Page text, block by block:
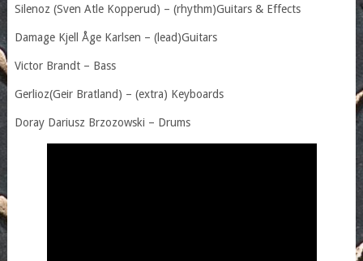
Silenoz (Sven Atle Kopperud) – (rhythm)Guitars & Effects
Damage Kjell Åge Karlsen – (lead)Guitars
Victor Brandt – Bass
Gerlioz(Geir Bratland) – (extra) Keyboards
Doray Dariusz Brzozowski – Drums